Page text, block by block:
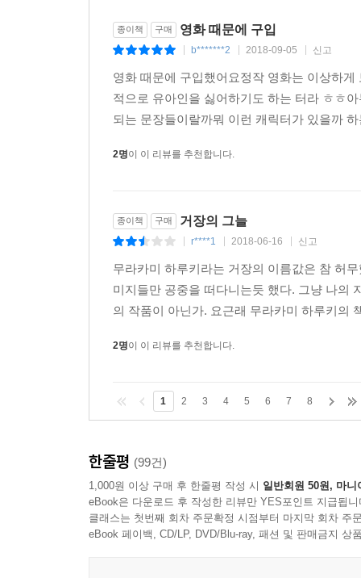
종이책 구매 영화 때문에 구입
b*******2 2018-09-05 신고
영화 때문에 구입했어요정작 영화는 이상하
적으로 유아인을 싫어하기도 하는 터라 ㅎㅎ
되는 문장들이랄까뭐 이런 캐릭터가 있을까
2명이 이 리뷰를 추천합니다.
종이책 구매 거장의 그늘
r****1 2018-06-16 신고
무라카미 하루키라는 거장의 이름값은 참 허
미지들만 공중을 떠다니는듯 했다. 그냥 나의
의 작품이 아닌가. 요근래 무라카미 하루키의
2명이 이 리뷰를 추천합니다.
1 2 3 4 5 6 7 8
한줄평 (99건)
1,000원 이상 구매 후 한줄평 작성 시 일반회원 50원, 마니
eBook은 다운로드 후 작성한 리뷰만 YES포인트 지급됩니
클래스는 첫번째 회차 주문확정 시점부터 마지막 회차 주
eBook 페이백, CD/LP, DVD/Blu-ray, 패션 및 판매금지 상